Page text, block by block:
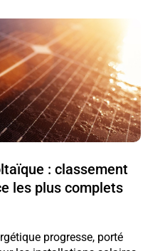
: classement
les plus complets
progresse, porté